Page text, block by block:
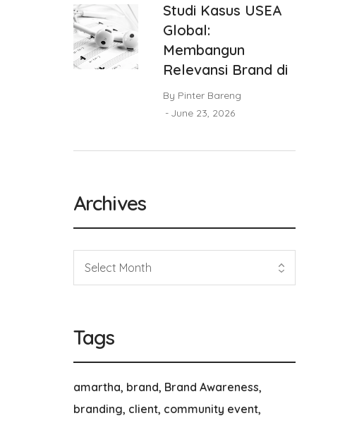
Studi Kasus USEA
Global:
Membangun
Relevansi Brand di
By Pinter Bareng
June 23, 2026
Archives
Tags
amartha brand Brand Awareness
branding client community event